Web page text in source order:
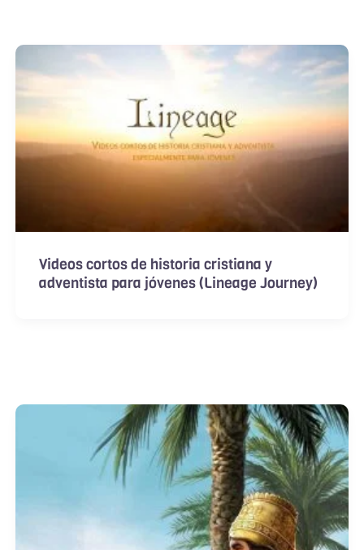
Videos cortos de historia cristiana y
adventista para jóvenes (Lineage Journey)